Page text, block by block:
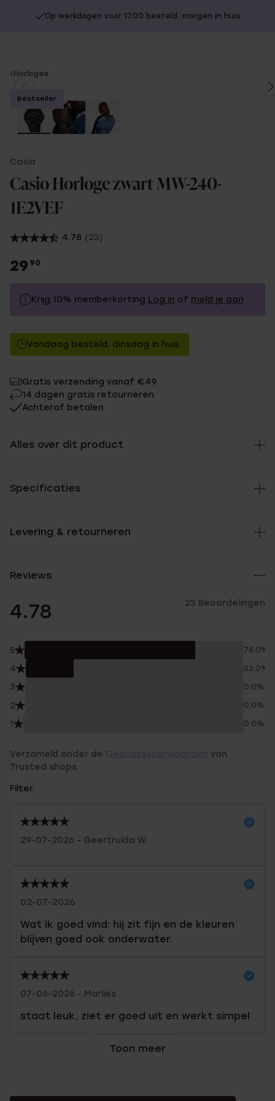
Op werkdagen voor 17.00 besteld, morgen in huis
You
here:
Horloges
Bestseller
Casio
Casio Horloge zwart MW-240-
1E2VEF
4.78 (23)
29 90
Krijg 10% memberkorting Log in of meld je aan
Zonder memberkorting
Met memberkorting
Vandaag besteld, dinsdag in huis
Gratis verzending vanaf €49
14 dagen gratis retourneren
Achteraf betalen
Alles over dit product
Specificaties
Levering & retourneren
Reviews
4.78 23 Beoordelingen
5 78.0%
4 22.0%
3 0.0%
2 0.0%
1 0.0%
Verzameld onder de
van
Trusted shops
Filter
29-07-2026 - Geertruida W.
02-07-2026
Wat ik goed vind: hij zit fijn en de kleuren
blijven goed ook onderwater.
07-06-2026 - Marlies
staat leuk, ziet er goed uit en werkt simpel
Toon meer